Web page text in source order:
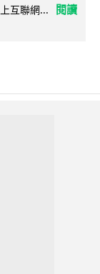
互聯網...
閱讀